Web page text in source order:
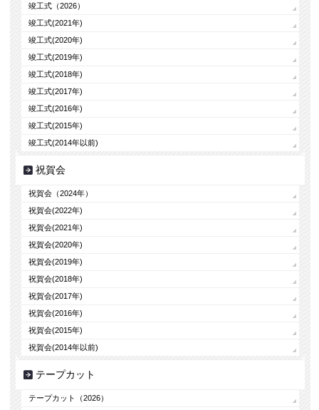
竣工式（2026）
竣工式(2021年)
竣工式(2020年)
竣工式(2019年)
竣工式(2018年)
竣工式(2017年)
竣工式(2016年)
竣工式(2015年)
竣工式(2014年以前)
祝賀会
祝賀会（2024年）
祝賀会(2022年)
祝賀会(2021年)
祝賀会(2020年)
祝賀会(2019年)
祝賀会(2018年)
祝賀会(2017年)
祝賀会(2016年)
祝賀会(2015年)
祝賀会(2014年以前)
テープカット
テープカット（2026）